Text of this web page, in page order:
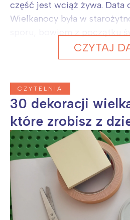
część jest wciąż żywa. Data
Wielkanocy była w
CZYTAJ
CZYTELNIA
30 dekoracji
które zrobisz z